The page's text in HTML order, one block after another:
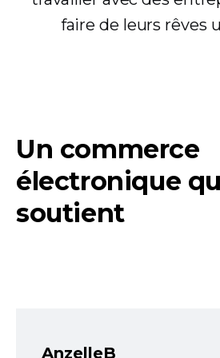
faire de leurs rêves
Un commerce
électronique
soutient
AnzelleB